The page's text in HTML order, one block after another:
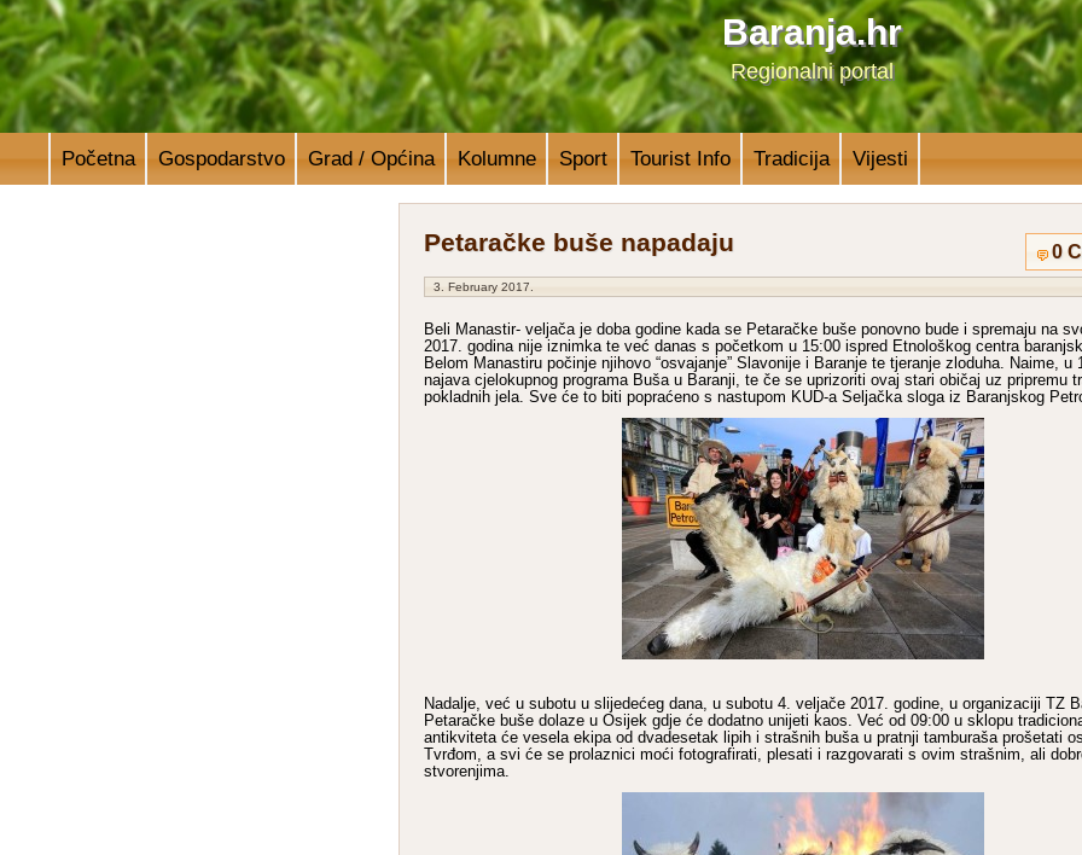
Baranja.hr
Regionalni portal
Početna Gospodarstvo Grad / Općina Kolumne Sport Tourist Info Tradicija Vijesti
0
Petaračke buše napadaju
3. February 2017.
Beli Manastir- veljača je doba godine kada se Petaračke buše ponovno bude i spremaju na
2017. godina nije iznimka te već danas s početkom u 15:00 ispred Etnološkog centra
Belom Manastiru počinje njihovo “osvajanje” Slavonije i Baranje te tjeranje zloduha. Naime, u
najava cjelokupnog programa Buša u Baranji, te če se uprizoriti ovaj stari običaj uz pripremu
pokladnih jela. Sve će to biti popraćeno s nastupom KUD-a Seljačka sloga iz Baranjskog
Nadalje, već u subotu u slijedećeg dana, u subotu 4. veljače 2017. godine, u organizaciji TZ
Petaračke buše dolaze u Osijek gdje će dodatno unijeti kaos. Već od 09:00 u sklopu
antikviteta će vesela ekipa od dvadesetak lipih i strašnih buša u pratnji tamburaša prošetati
Tvrđom, a svi će se prolaznici moći fotografirati, plesati i razgovarati s ovim strašnim, ali
stvorenjima.